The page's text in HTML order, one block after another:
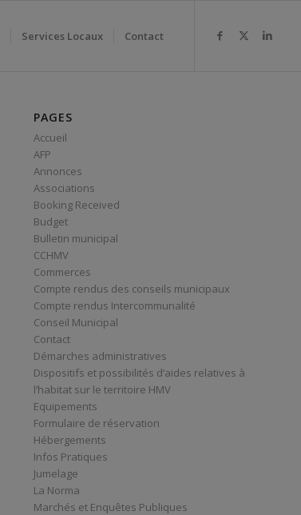
Services Locaux Contact
PAGES
Accueil
AFP
Annonces
Associations
Booking Received
Budget
Bulletin municipal
CCHMV
Commerces
Compte rendus des conseils municipaux
Compte rendus Intercommunalité
Conseil Municipal
Contact
Démarches administratives
Dispositifs et possibilités d’aides relatives à
l’habitat sur le territoire HMV
Equipements
Formulaire de réservation
Hébergements
Infos Pratiques
Jumelage
La Norma
Marchés et Enquêtes Publiques